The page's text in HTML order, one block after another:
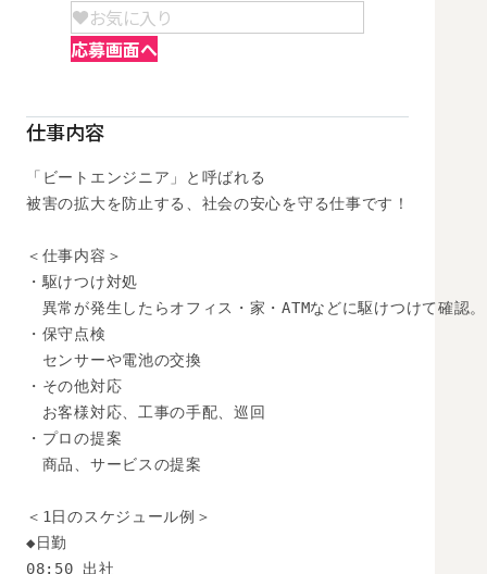
お気に入り
応募画面へ
仕事内容
「ビートエンジニア」と呼ばれる
被害の拡大を防止する、社会の安心を守る仕事です！
＜仕事内容＞
・駆けつけ対処
異常が発生したらオフィス・家・ATMなどに駆けつけて確認。
・保守点検
センサーや電池の交換
・その他対応
お客様対応、工事の手配、巡回
・プロの提案
商品、サービスの提案
＜1日のスケジュール例＞
◆日勤
08:50 出社